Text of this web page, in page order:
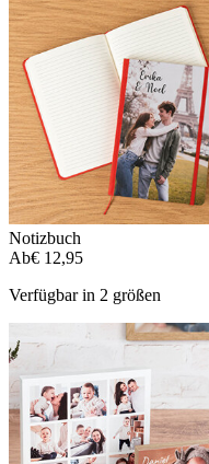
Notizbuch
Ab€ 12,95
Verfügbar in 2 größen